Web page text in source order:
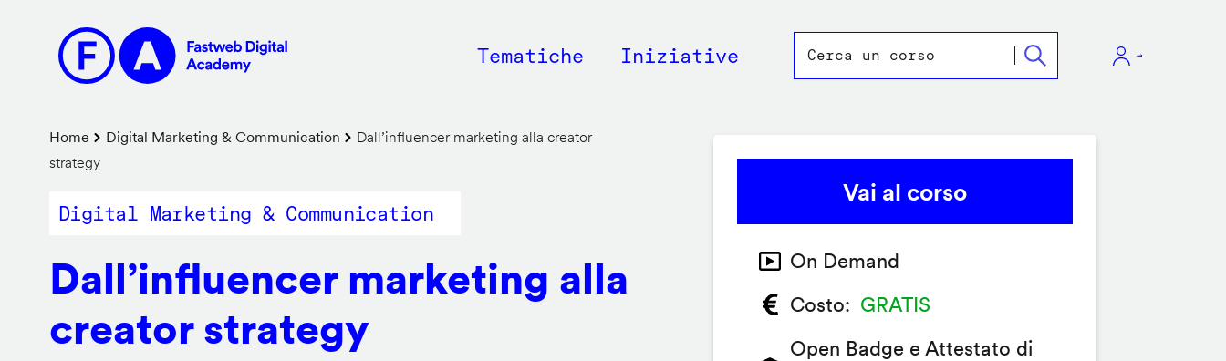
contenuto
principale
Main
Tematiche Iniziative
Briciole
di
pane
Home Digital Marketing & Communication
Dall’influencer marketing alla creator
strategy
Digital Marketing & Communication
Dall’influencer marketing alla
creator strategy
Vai al corso
On Demand
Costo
GRATIS
Open Badge e Attestato di